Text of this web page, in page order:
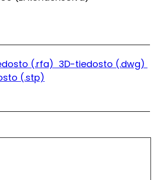
(.rfa) 3D-tiedosto (.dwg)
(.stp)